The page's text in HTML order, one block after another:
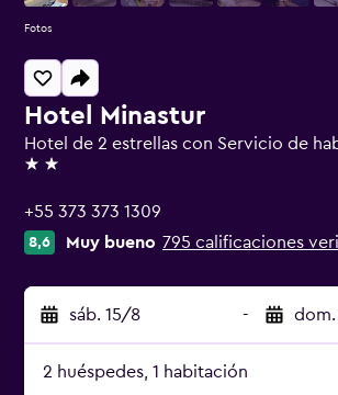
Hotel Minastur
Hotel de 2 estrellas con Servicio de
2 estrellas
+55 373 373 1309
8,6 Muy bueno 795 calificaciones
sáb. 15/8 -
2 huéspedes, 1 habitación
Fotos